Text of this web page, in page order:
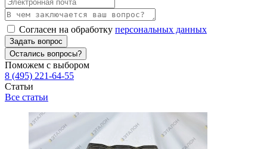
Согласен на обработку персональных данных
Задать вопрос
Остались вопросы?
Поможем с выбором
8 (495) 221-64-55
Статьи
Все статьи